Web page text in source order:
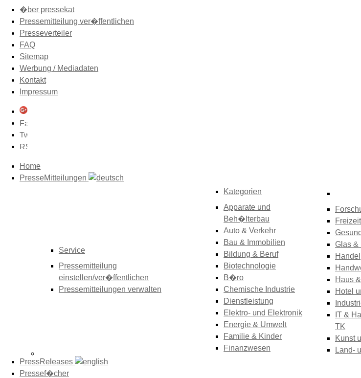
�ber pressekat
Pressemitteilung ver�ffentlichen
Presseverteiler
FAQ
Sitemap
Werbung / Mediadaten
Kontakt
Impressum
Home
PresseMitteilungen
Service
Pressemitteilung
einstellen/ver�ffentlichen
Pressemitteilungen verwalten
Kategorien
Apparate und
Beh�lterbau
Auto & Verkehr
Bau & Immobilien
Bildung & Beruf
Biotechnologie
B�ro
Chemische Industrie
Dienstleistung
Elektro- und Elektronik
Energie & Umwelt
Familie & Kinder
Finanzwesen
Glas &
Handel
Haus
Hotel
IT &
TK
Kunst
Land-
PressReleases
Pressef�cher